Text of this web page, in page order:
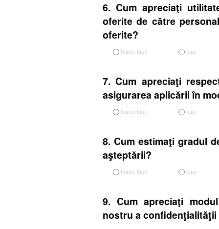
6. Cum apreciaţi
oferite de către
oferite?
foarte bine bine
7. Cum apreciaţi
asigurarea aplicării în
foarte bine bine
8. Cum estimaţi gradul
aşteptării?
foarte bine bine
9. Cum apreciaţi
nostru a